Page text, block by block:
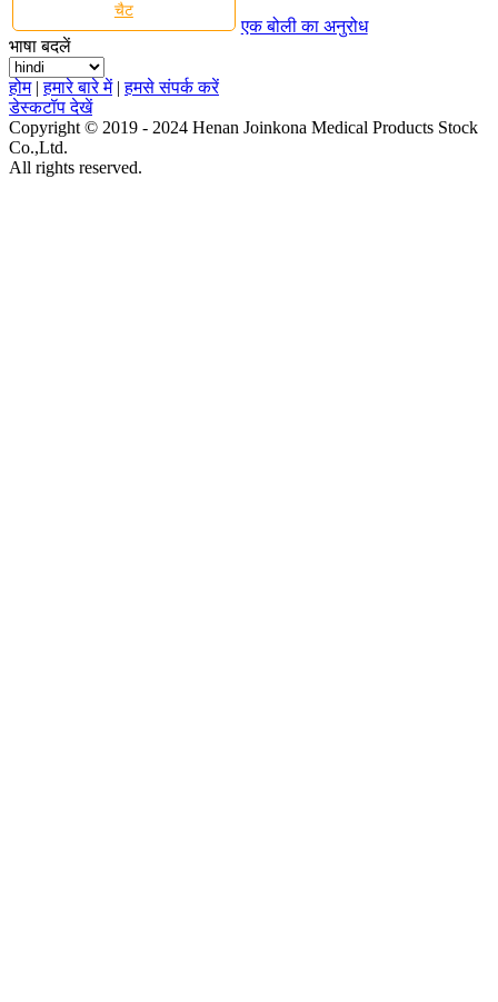
चैट
एक बोली का अनुरोध
भाषा बदलें
होम|हमारे बारे में|हमसे संपर्क करें
डेस्कटॉप देखें
Copyright © 2019 - 2024 Henan Joinkona Medical Products Stock
Co.,Ltd.
All rights reserved.